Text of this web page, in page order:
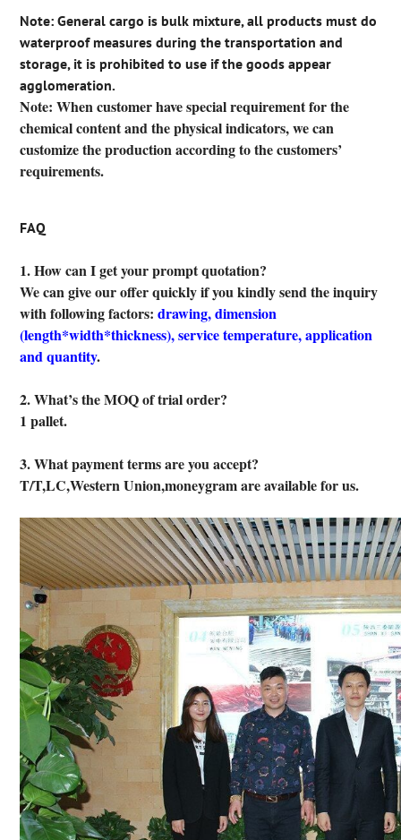
Note: General cargo is bulk mixture, all products must do
waterproof measures during the transportation and
storage, it is prohibited to use if the goods appear
agglomeration.
Note: When customer have special requirement for the
chemical content and the physical indicators, we can
customize the production according to the customers’
requirements.
FAQ
1. How can I get your prompt quotation?
We can give our offer quickly if you kindly send the inquiry
with following factors: drawing, dimension
(length*width*thickness), service temperature, application
and quantity.
2. What’s the MOQ of trial order?
1 pallet.
3. What payment terms are you accept?
T/T,LC,Western Union,moneygram are available for us.